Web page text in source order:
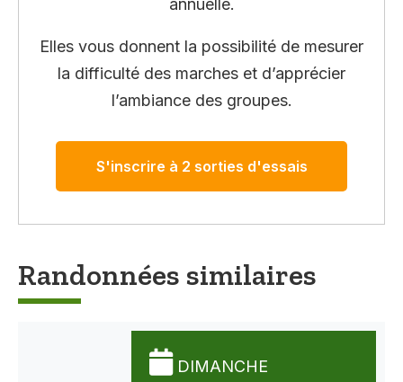
annuelle.
Elles vous donnent la possibilité de mesurer
la difficulté des marches et d’apprécier
l’ambiance des groupes.
S'inscrire à 2 sorties d'essais
Randonnées similaires
DIMANCHE